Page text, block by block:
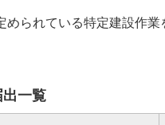
められている特定建設作
一覧